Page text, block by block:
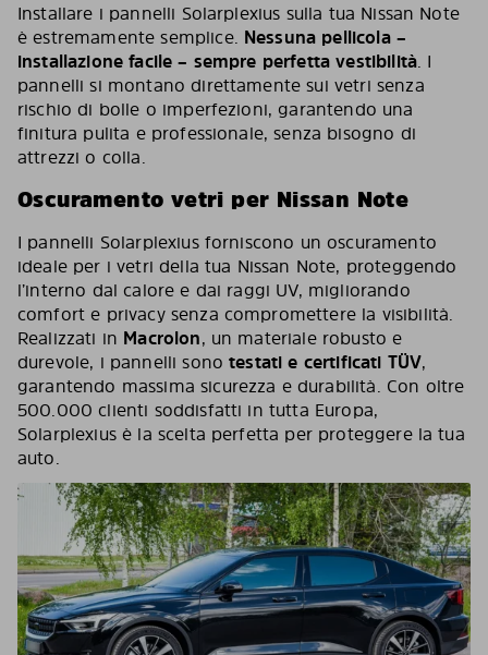
Installare i pannelli Solarplexius sulla tua Nissan Note
è estremamente semplice. Nessuna pellicola –
installazione facile – sempre perfetta vestibilità. I
pannelli si montano direttamente sui vetri senza
rischio di bolle o imperfezioni, garantendo una
finitura pulita e professionale, senza bisogno di
attrezzi o colla.
Oscuramento vetri per Nissan Note
I pannelli Solarplexius forniscono un oscuramento
ideale per i vetri della tua Nissan Note, proteggendo
l’interno dal calore e dai raggi UV, migliorando
comfort e privacy senza compromettere la visibilità.
Realizzati in Macrolon, un materiale robusto e
durevole, i pannelli sonotestati e certificati TÜV,
garantendo massima sicurezza e durabilità. Con oltre
500.000 clienti soddisfatti in tutta Europa,
Solarplexius è la scelta perfetta per proteggere la tua
auto.